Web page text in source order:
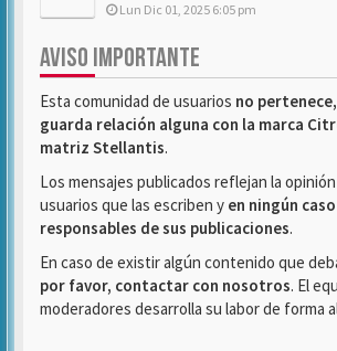
Lun Dic 01, 2025 6:05 pm
AVISO IMPORTANTE
Esta comunidad de usuarios no
guarda relación alguna con la marca
matriz Stellantis.
Los mensajes publicados reflejan la
usuarios que las escriben y en ningún
responsables de sus publicaciones.
En caso de existir algún contenido que
por favor, contactar con nosotros. El
moderadores desarrolla su labor de forma